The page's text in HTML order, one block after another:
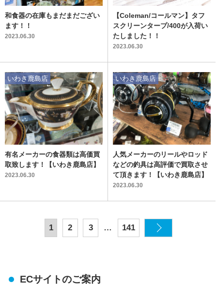
和食器の在庫もまだまだござい
ます！！
2023.06.30
【Coleman/コールマン】タフ
スクリーンタープ/400が入荷い
たしました！！
2023.06.30
有名メーカーの食器類は高価買
取致します！【いわき鹿島店】
2023.06.30
いわき鹿島店
人気メーカーのリールやロッド
などの釣具は高評価で買取させ
て頂きます！【いわき鹿島店】
2023.06.30
いわき鹿島店
1 2 3 … 141
ECサイトのご案内